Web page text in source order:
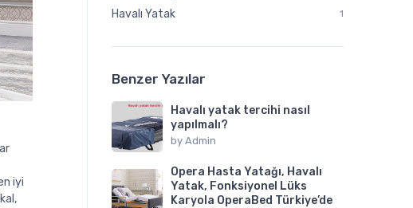
iyi
Havalı Yatak 1
Benzer Yazılar
Havalı yatak tercihi nasıl
yapılmalı?
by Admin
Opera Hasta Yatağı, Havalı
Yatak, Fonksiyonel Lüks
Karyola OperaBed Türkiye’de